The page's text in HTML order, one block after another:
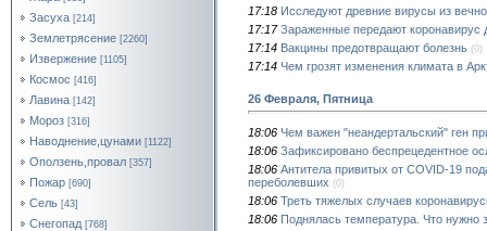
Засуха [214]
Землетрясение [2260]
Извержение [1105]
Космос [416]
Лавина [142]
Мороз [316]
Наводнение,цунами [1122]
Оползень,провал [357]
Пожар [690]
Сель [43]
Снегопад [768]
17:18 Исследуют древние вирусы из
17:17 Зараженные передают
17:14 Вакцины предотвращают болезнь (0)
17:14 Чем грозят изменения климата в
26 Февраля, Пятница
18:06 Чем важен "неандертальский" ген
18:06 Зафиксировано беспрецедентное
18:06 Антитела привитых от COVID-19
переболевших (0)
18:06 Треть тяжелых случаев
18:06 Поднялась температура. Что нужно